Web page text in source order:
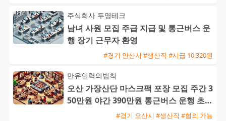
주식회사 두영테크
남녀 사원 모집 주급 지급 및 통근버스 운
행 장기 근무자 환영
#경기 안산시 #생산직 #시급 10,320원
만유인력의법칙
오산 가장산단 마스크팩 포장 모집 주간 3
50만원 야간 390만원 통근버스 운행 초보
#경기 오산시 #생산직 #협의 가능